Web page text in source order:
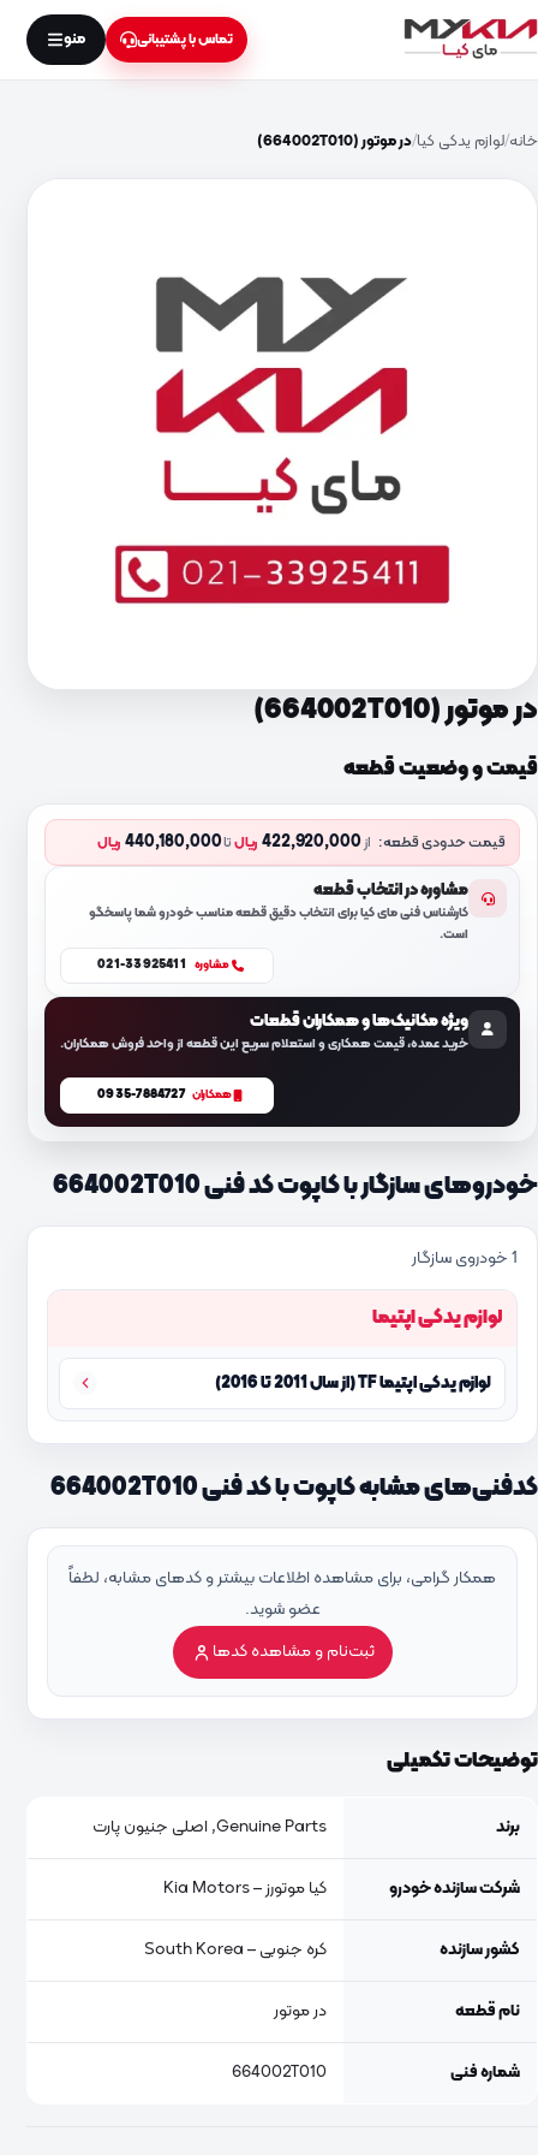
تماس با پشتیبانی منو
خانه لوازم یدکی کیا در موتور (664002T010)
در موتور (664002T010)
قیمت و وضعیت قطعه
قیمت حدودی قطعه: از422,920,000 ریالتا440,180,000 ریال
مشاوره در انتخاب قطعه
کارشناس فنی مای کیا برای انتخاب دقیق قطعه مناسب خودرو شما پاسخگو
است.
مشاوره 021-33925411
ویژه مکانیک‌ها و همکاران قطعات
خرید عمده، قیمت همکاری و استعلام سریع این قطعه از واحد فروش همکاران.
همکاران 0935-7884727
خودروهای سازگار با کاپوت کد فنی 664002T010
1 خودروی سازگار
لوازم یدکی اپتیما
لوازم یدکی اپتیما TF (از سال 2011 تا 2016)
کدفنی‌های مشابه کاپوت با کد فنی 664002T010
همکار گرامی، برای مشاهده اطلاعات بیشتر و کدهای مشابه، لطفاً
عضو شوید.
ثبت‌نام و مشاهده کدها
توضیحات تکمیلی
برند Genuine Parts, اصلی جنیون پارت
شرکت سازنده خودرو کیا موتورز – Kia Motors
کشور سازنده کره جنوبی – South Korea
نام قطعه در موتور
شماره فنی 664002T010